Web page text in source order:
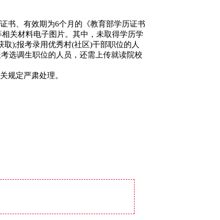
、有效期为6个月的《教育部学历证书
关材料电子图片。其中，未取得学历学
);报考录用优秀村(社区)干部职位的人
选调生职位的人员，还需上传就读院校
定严肃处理。